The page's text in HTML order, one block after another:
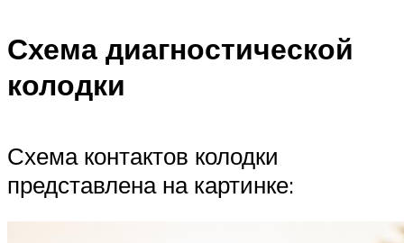
Схема диагностической
колодки
Схема контактов колодки
представлена на картинке: